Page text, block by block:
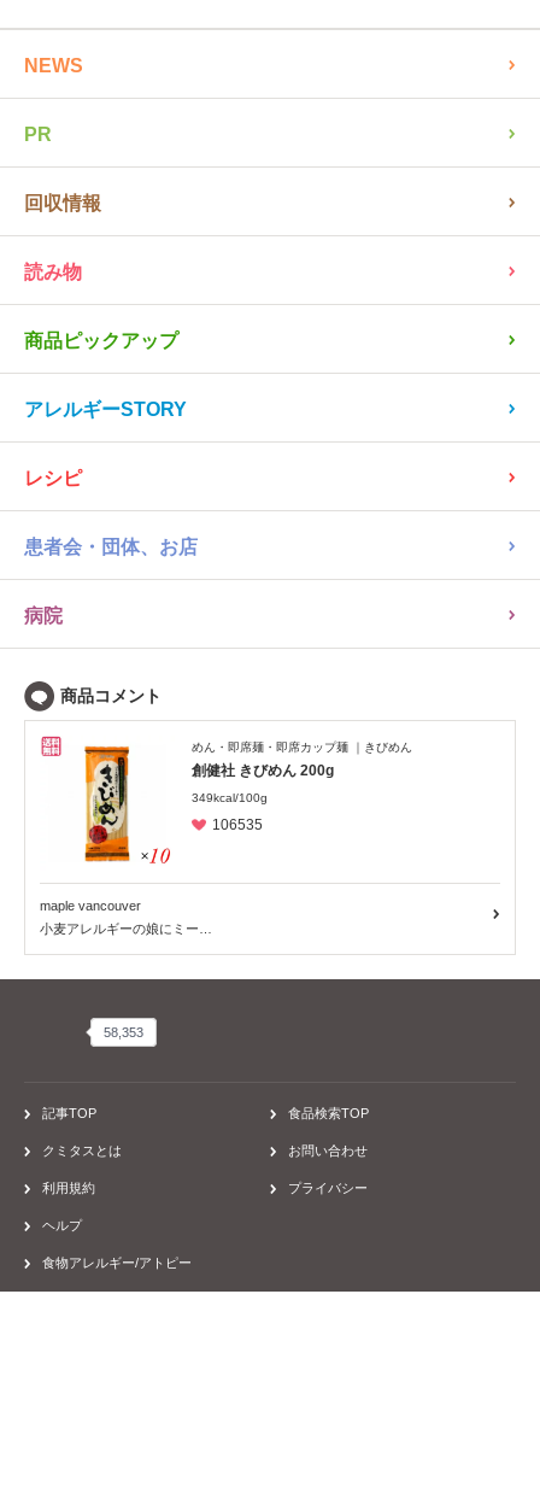
NEWS
PR
回収情報
読み物
商品ピックアップ
アレルギーSTORY
レシピ
患者会・団体、お店
病院
めん・即席麺・即席カップ麺 きびめん
創健社 きびめん 200g
349kcal/100g
106535
maple vancouver
小麦アレルギーの娘にミー…
58,353
記事TOP 食品検索TOP
クミタスとは お問い合わせ
利用規約 プライバシー
ヘルプ
食物アレルギー/アトピー